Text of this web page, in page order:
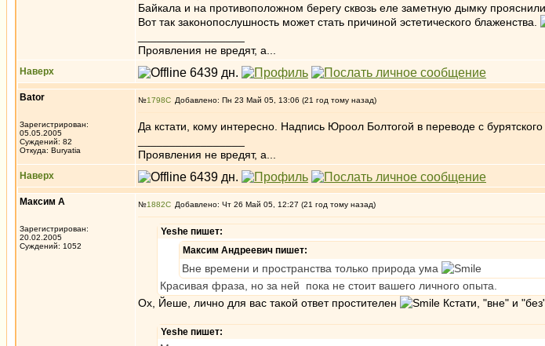
Байкала и на противоположном берегу сквозь еле заметную дымку
Вот так законопослушность может стать причиной эстетического блаженства.
Проявления не вредят, а...
Наверх
Bator
Зарегистрирован:
05.05.2005
Суждений: 82
Откуда: Buryatia
№1798 Добавлено: Пн 23 Май 05, 13:06 (21 год тому назад)
Да кстати, кому интересно. Надпись Юроол Болтогой в переводе с
Проявления не вредят, а...
Наверх
Максим А
Зарегистрирован:
20.02.2005
Суждений: 1052
№1882 Добавлено: Чт 26 Май 05, 12:27 (21 год тому назад)
Yeshe пишет:
Максим Андреевич пишет:
Вне времени и пространства только природа ума
Красивая фраза, но за ней пока не стоит вашего личного опыта.
Ох, Йеше, лично для вас такой ответ простителен
Кстати, "вне" и
Yeshe пишет: